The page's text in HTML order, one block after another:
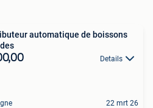
automatique de boissons
Details
22 mrt 26